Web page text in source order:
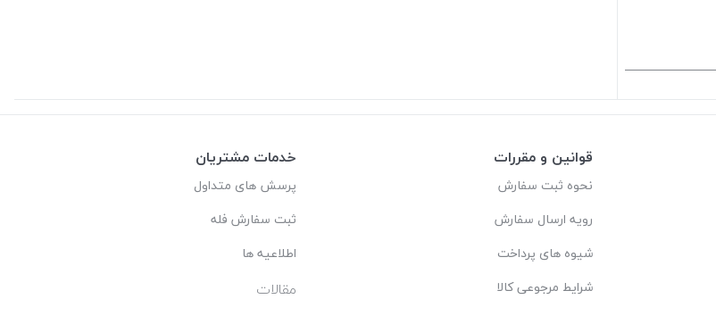
قوانین و مقررات
نحوه ثبت سفارش
رویه ارسال سفارش
شیوه های پرداخت
شرایط مرجوعی کالا
خدمات مشتریان
پرسش های متداول
ثبت سفارش فله
اطلاعیه ها
مقالات